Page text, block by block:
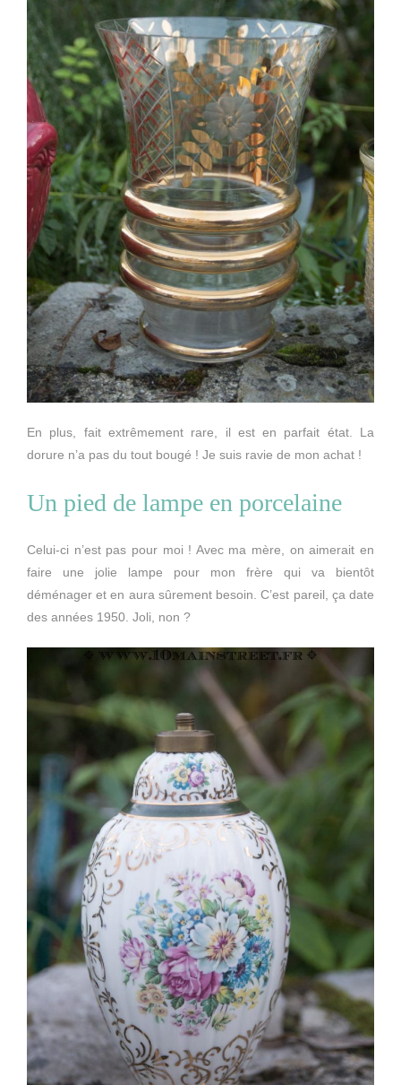
En plus, fait extrêmement rare, il est en parfait état. La
dorure n’a pas du tout bougé ! Je suis ravie de mon achat !
Un pied de lampe en porcelaine
Celui-ci n’est pas pour moi ! Avec ma mère, on aimerait en
faire une jolie lampe pour mon frère qui va bientôt
déménager et en aura sûrement besoin. C’est pareil, ça date
des années 1950. Joli, non ?